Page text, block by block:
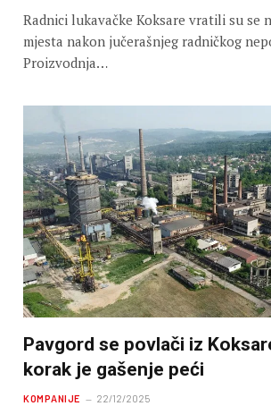
Radnici lukavačke Koksare vratili su se
mjesta nakon jučerašnjeg radničkog
Proizvodnja…
Pavgord se povlači iz
korak je gašenje peći
KOMPANIJE 22/12/2025